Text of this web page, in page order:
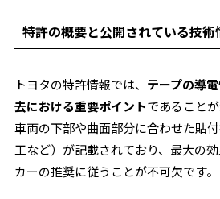
特許の概要と公開されている技
トヨタの特許情報では、 テープの導
去における重要ポイントであること
車両の下部や曲面部分に合わせた貼
工など）が記載されており、最大の
カーの推奨に従うことが不可欠です。